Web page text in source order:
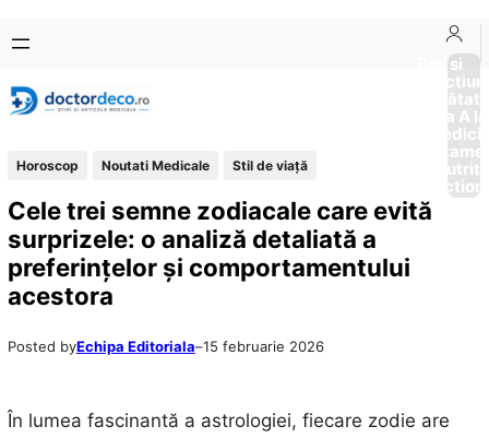
conținut
content
Boli si
Afectiuni
Sănătate
de la A
Horoscop Noutati Medicale Stil de viaţă
Cele trei semne zodiacale care evită
surprizele: o analiză detaliată a
preferințelor și comportamentului
acestora
Posted byEchipa Editoriala–15 februarie 2026
În lumea fascinantă a astrologiei, fiecare zodie are